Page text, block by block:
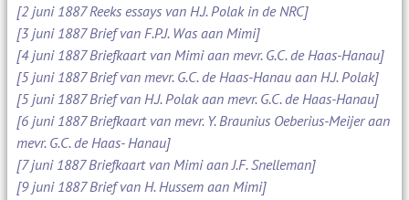
[2 juni 1887 Reeks essays van H.J. Polak in de NRC]
[3 juni 1887 Brief van F.P.J. Was aan Mimi]
[4 juni 1887 Briefkaart van Mimi aan mevr. G.C. de Haas-Hanau]
[5 juni 1887 Brief van mevr. G.C. de Haas-Hanau aan H.J. Polak]
[5 juni 1887 Brief van H.J. Polak aan mevr. G.C. de Haas-Hanau]
[6 juni 1887 Briefkaart van mevr. Y. Braunius Oeberius-Meijer aan
mevr. G.C. de Haas- Hanau]
[7 juni 1887 Briefkaart van Mimi aan J.F. Snelleman]
[9 juni 1887 Brief van H. Hussem aan Mimi]